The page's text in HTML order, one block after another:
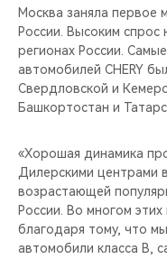
Москва заняла первое
России. Высоким спрос
регионах России.
автомобилей CHERY
Свердловской и
Башкортостан и
«Хорошая динамика
Дилерскими центрами
возрастающей
России. Во многом
благодаря тому, что
автомобили класса B,